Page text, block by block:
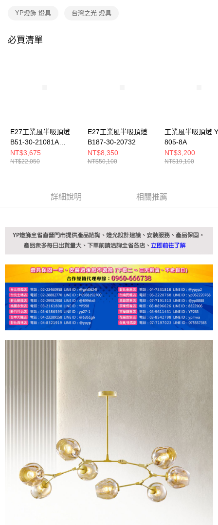
任。
請求用戶進行身份認證。
YP燈飾 燈具 台灣之光 燈具
必買清單
E27工業風半吸頂燈
B51-30-21081A
21081B
NT$3,675
NT$22,050
E27工業風半吸頂燈
B187-30-20732
NT$8,350
NT$50,100
工業風半吸頂燈
805-8A
NT$3,200
NT$19,100
詳細說明 相關推薦